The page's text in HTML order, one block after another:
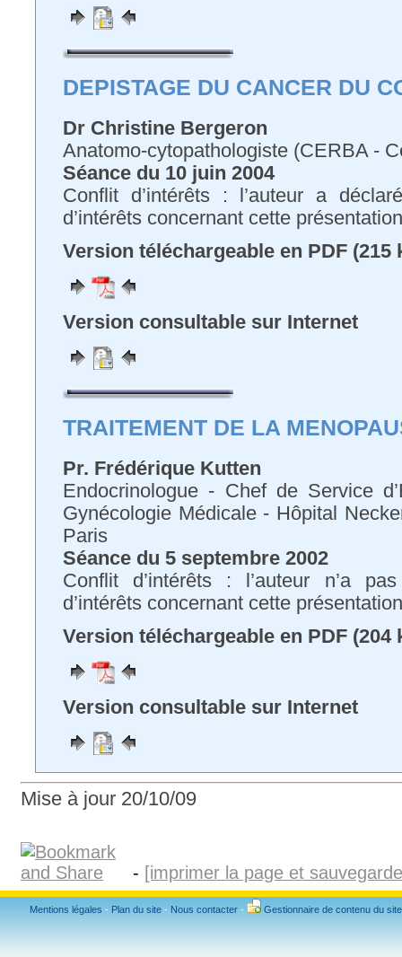
DEPISTAGE DU CANCER DU
Dr Christine Bergeron
Anatomo-cytopathologiste (CERBA -
Séance du 10 juin 2004
Conflit d’intérêts : l’auteur a
d’intérêts concernant cette présentation
Version téléchargeable en PDF (215
Version consultable sur Internet
TRAITEMENT DE LA
Pr. Frédérique Kutten
Endocrinologue - Chef de Service
Gynécologie Médicale - Hôpital
Paris
Séance du 5 septembre 2002
Conflit d’intérêts : l’auteur n’a
d’intérêts concernant cette présentation
Version téléchargeable en PDF (204
Version consultable sur Internet
Mise à jour 20/10/09
- [imprimer la page et
Mentions légales - Plan du site - Nous contacter - Gestionnaire de contenu du site